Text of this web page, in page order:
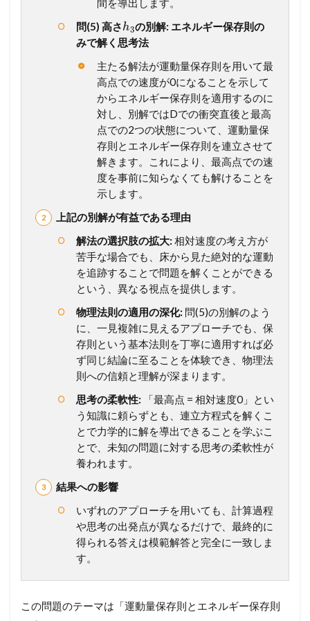
阪
ず
は
問
題
文
を
し
か
り
読
み
解
こ
う
【
設
問
別
解
】
考
え
方
か
ら
算
間を導出します。
問(5) 高さh3の別解: エネルギー保存則の
みで解く思考法
主たる解法が運動量保存則を用いて最
高点での速度が0になることを示して
からエネルギー保存則を適用するのに
対し、別解ではDでの衝突直後と最高
点での2つの状態について、運動量保
存則とエネルギー保存則を連立させて
解きます。これにより、最高点での速
度を事前に知らなくても解けることを
示します。
上記の別解が有益である理由
解法の選択肢の拡大: 相対速度の考え方が
苦手な場合でも、床から見た絶対的な運動
を追跡することで問題を解くことができる
という、異なる視点を提供します。
物理法則の適用の深化: 問(5)の別解のよう
に、一見複雑に見えるアプローチでも、保
存則という基本法則を丁寧に適用すれば必
ず同じ結論に至ることを体験でき、物理法
則への信頼と理解が深まります。
思考の柔軟性: 「最高点 = 相対速度0」とい
う知識に頼らずとも、連立方程式を解くこ
とで力学的に解を導出できることを学ぶこ
とで、未知の問題に対する思考の柔軟性が
養われます。
結果への影響
いずれのアプローチを用いても、計算過程
や思考の出発点が異なるだけで、最終的に
得られる答えは模範解答と完全に一致しま
す。
この問題のテーマは「運動量保存則とエネルギー保存則